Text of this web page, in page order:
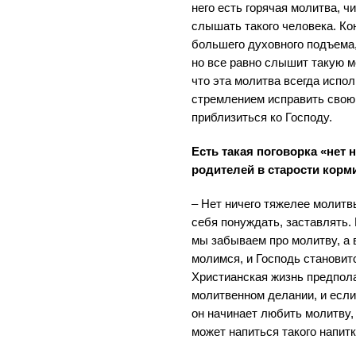
него есть горячая молитва,
слышать такого человека.
большего духовного
но все равно слышит такую
что эта молитва всегда
стремлением исправить
приблизиться ко Господу.
Есть такая поговорка
родителей в старости
– Нет ничего тяжелее
себя понуждать,
мы забываем про молитву, а
молимся, и Господь
Христианская жизнь
молитвенном делании, и
он начинает любить
может напиться такого